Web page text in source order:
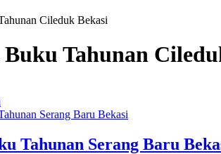
Cileduk Bekasi
Buku Tahunan
Serang Baru Bekasi
Tahunan Serang Baru